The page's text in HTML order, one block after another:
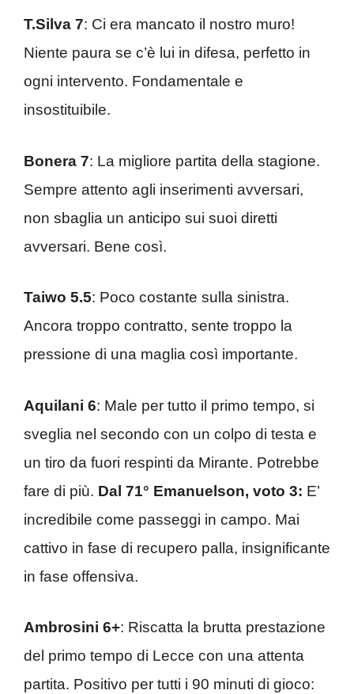
T.Silva 7: Ci era mancato il nostro muro!
Niente paura se c’è lui in difesa, perfetto in
ogni intervento. Fondamentale e
insostituibile.
Bonera 7: La migliore partita della stagione.
Sempre attento agli inserimenti avversari,
non sbaglia un anticipo sui suoi diretti
avversari. Bene così.
Taiwo 5.5: Poco costante sulla sinistra.
Ancora troppo contratto, sente troppo la
pressione di una maglia così importante.
Aquilani 6: Male per tutto il primo tempo, si
sveglia nel secondo con un colpo di testa e
un tiro da fuori respinti da Mirante. Potrebbe
fare di più. Dal 71° Emanuelson, voto 3: E’
incredibile come passeggi in campo. Mai
cattivo in fase di recupero palla, insignificante
in fase offensiva.
Ambrosini 6+: Riscatta la brutta prestazione
del primo tempo di Lecce con una attenta
partita. Positivo per tutti i 90 minuti di gioco: